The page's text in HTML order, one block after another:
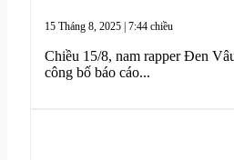
15 Tháng 8, 2025 | 7:44 chiều
Chiều 15/8, nam rapper Đen
công bố báo cáo...